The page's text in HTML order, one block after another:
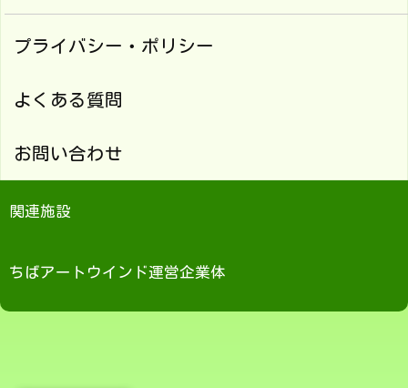
プライバシー・ポリシー
よくある質問
お問い合わせ
関連施設
ちばアートウインド運営企業体